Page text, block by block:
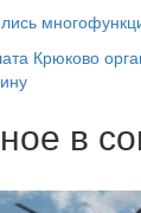
Крюково
в